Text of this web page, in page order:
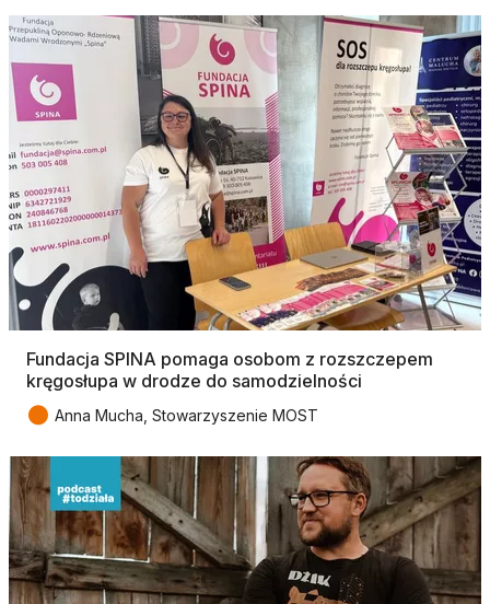
Fundacja SPINA pomaga osobom z rozszczepem
kręgosłupa w drodze do samodzielności
● Anna Mucha, Stowarzyszenie MOST